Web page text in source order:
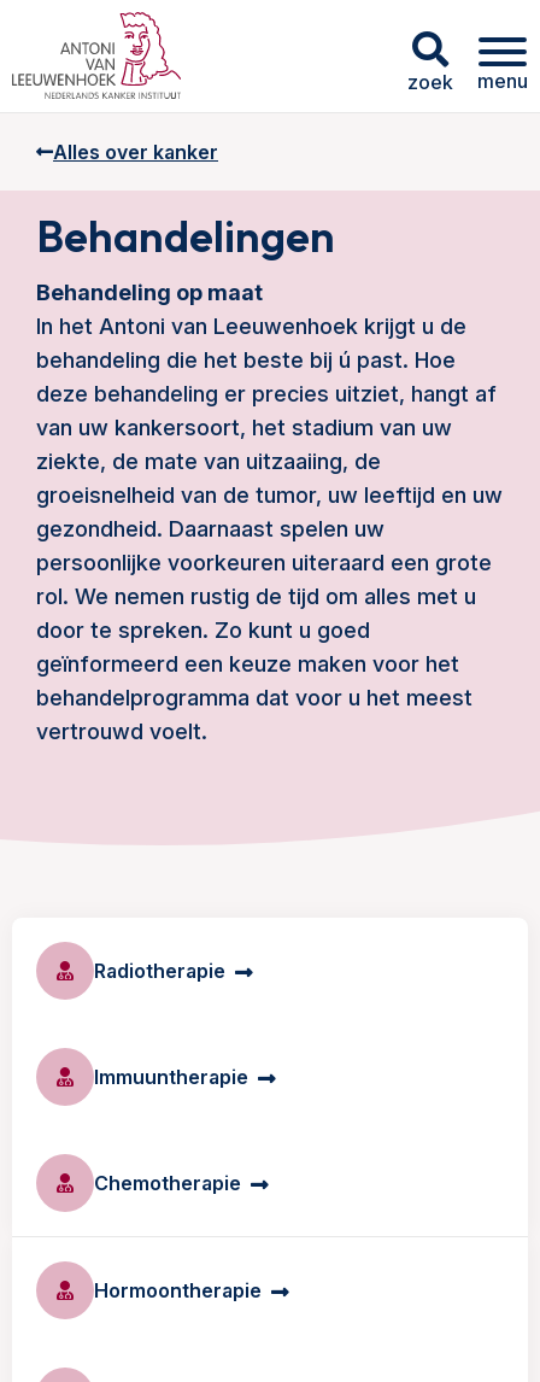
zoek menu
Alles over kanker
Behandelingen
Behandeling op maat
In het Antoni van Leeuwenhoek krijgt u de
behandeling die het beste bij ú past. Hoe
deze behandeling er precies uitziet, hangt af
van uw kankersoort, het stadium van uw
ziekte, de mate van uitzaaiing, de
groeisnelheid van de tumor, uw leeftijd en uw
gezondheid. Daarnaast spelen uw
persoonlijke voorkeuren uiteraard een grote
rol. We nemen rustig de tijd om alles met u
door te spreken. Zo kunt u goed
geïnformeerd een keuze maken voor het
behandelprogramma dat voor u het meest
vertrouwd voelt.
Radiotherapie
Immuuntherapie
Chemotherapie
Hormoontherapie